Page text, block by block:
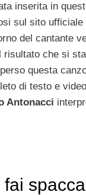
inserita in
sul sito ufficiale
del cantante
risultato che si
questa
di testo e
Antonacci